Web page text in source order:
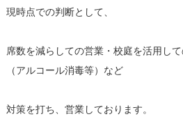
現時点での判断として、
席数を減らしての営業・校庭を活用し
（アルコール消毒等）など
対策を打ち、営業しております。